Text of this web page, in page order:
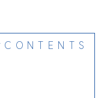
CONTENTS